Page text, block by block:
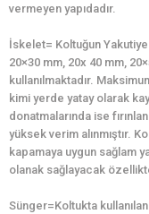
vermeyen yapıdadır.
İskelet= Koltuğun
20×30 mm, 20x 40 mm,
kullanılmaktadır.
kimi yerde yatay olarak
donatmalarında ise
yüksek verim alınmıştır.
kapamaya uygun sağlam
olanak sağlayacak
Sünger=Koltukta